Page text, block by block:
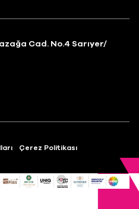
Cad. No.4 Sarıyer/
Çerez Politikası